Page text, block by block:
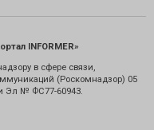
INFORMER»
в сфере связи,
(Роскомнадзор) 05
Эл № ФС77-60943.